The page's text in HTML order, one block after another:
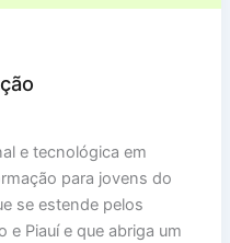
e tecnológica em
para jovens do
se estende pelos
e Piauí e que abriga um